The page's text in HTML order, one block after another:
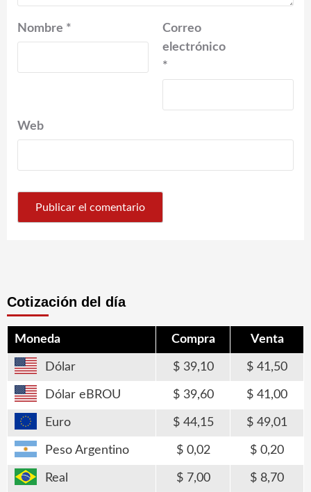
Nombre *
Correo
electrónico
*
Web
Cotización del día
Moneda Compra Venta
Dólar 39,10 41,50
Dólar eBROU 39,60 41,00
Euro 44,15 49,01
Peso Argentino 0,02 0,20
Real 7,00 8,70